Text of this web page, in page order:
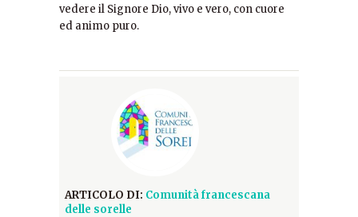
vedere il Signore Dio, vivo e vero, con cuore
ed animo puro.
ARTICOLO DI: Comunità francescana
delle sorelle